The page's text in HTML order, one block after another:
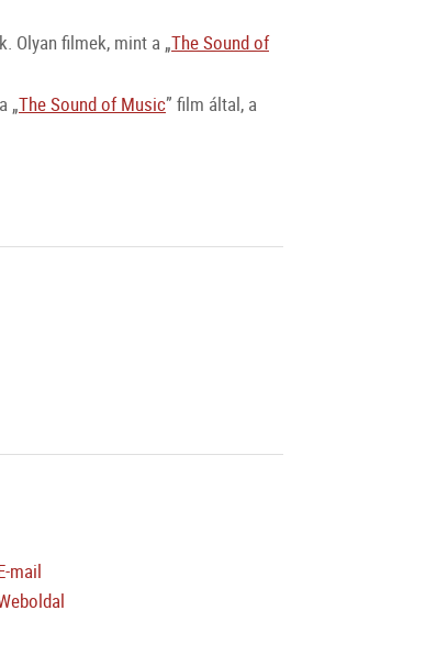
Olyan filmek, mint a „The Sound of
„The Sound of Music” film által, a
mail